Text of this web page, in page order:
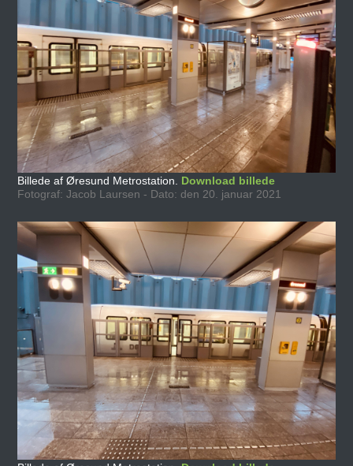
Billede af Øresund Metrostation. Download billede
Fotograf: Jacob Laursen - Dato: den 20. januar 2021